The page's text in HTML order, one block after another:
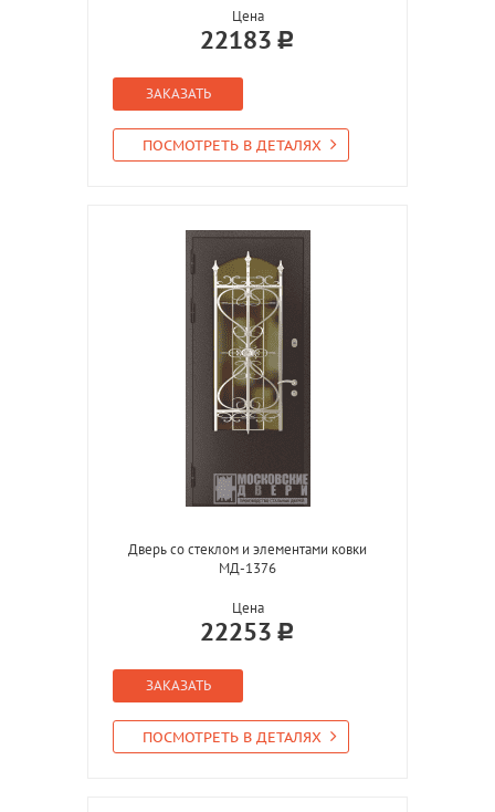
Цена
22183
ЗАКАЗАТЬ
ПОСМОТРЕТЬ В ДЕТАЛЯХ
Дверь со стеклом и элементами ковки
МД-1376
Цена
22253
ЗАКАЗАТЬ
ПОСМОТРЕТЬ В ДЕТАЛЯХ